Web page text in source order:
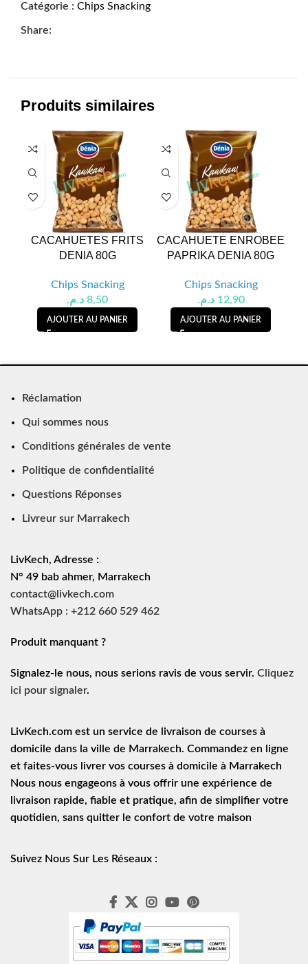
Catégorie : Chips Snacking
Share:
Produits similaires
CACAHUETES FRITS
DENIA 80G
Chips Snacking
8,50 د.م.
AJOUTER AU PANIER
CACAHUETE ENROBEE
PAPRIKA DENIA 80G
Chips Snacking
12,90 د.م.
AJOUTER AU PANIER
Réclamation
Qui sommes nous
Conditions générales de vente
Politique de confidentialité
Questions Réponses
Livreur sur Marrakech
LivKech, Adresse :
N° 49 bab ahmer, Marrakech
contact@livkech.com
WhatsApp : +212 660 529 462
Produit manquant ?
Signalez-le nous, nous serions ravis de vous servir. Cliquez
ici pour signaler.
LivKech.com est un service de
livraison de courses à
domicile dans la ville de Marrakech. Commandez en ligne
et faites-vous livrer vos courses à domicile à Marrakech
Nous nous engageons à vous offrir une expérience de
livraison rapide, fiable et pratique, afin de simplifier votre
quotidien, sans quitter le confort de votre maison
Suivez Nous Sur Les Réseaux :